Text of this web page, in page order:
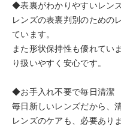
◆表裏がわかりやすいレン
レンズの表裏判別のための
ています。
また形状保持性も優れてい
り扱いやすく安心です。
◆お手入れ不要で毎日清潔
毎日新しいレンズだから、
レンズのケアも、必要あり